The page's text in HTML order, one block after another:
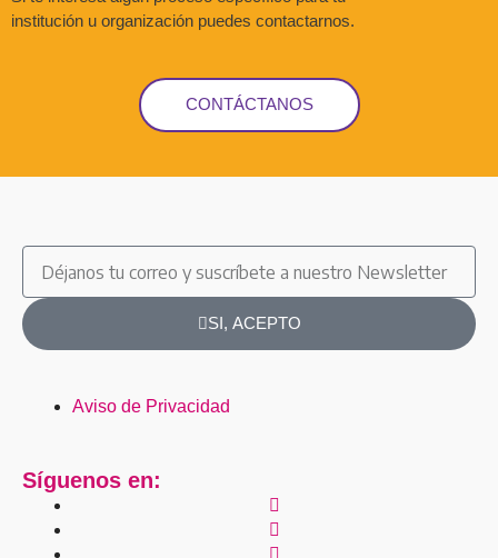
institución u organización puedes contactarnos.
CONTÁCTANOS
Email
SI, ACEPTO
Aviso de Privacidad
Síguenos en: